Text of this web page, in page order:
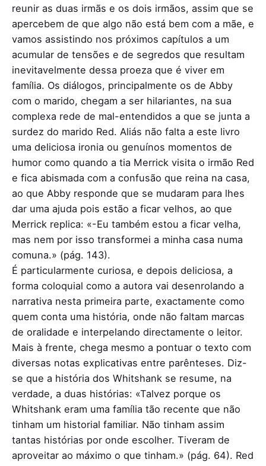
reunir as duas irmãs e os dois irmãos, assim que se
apercebem de que algo não está bem com a mãe, e
vamos assistindo nos próximos capítulos a um
acumular de tensões e de segredos que resultam
inevitavelmente dessa proeza que é viver em
família. Os diálogos, principalmente os de Abby
com o marido, chegam a ser hilariantes, na sua
complexa rede de mal-entendidos a que se junta a
surdez do marido Red. Aliás não falta a este livro
uma deliciosa ironia ou genuínos momentos de
humor como quando a tia Merrick visita o irmão Red
e fica abismada com a confusão que reina na casa,
ao que Abby responde que se mudaram para lhes
dar uma ajuda pois estão a ficar velhos, ao que
Merrick replica: «-Eu também estou a ficar velha,
mas nem por isso transformei a minha casa numa
comuna.» (pág. 143).
É particularmente curiosa, e depois deliciosa, a
forma coloquial como a autora vai desenrolando a
narrativa nesta primeira parte, exactamente como
quem conta uma história, onde não faltam marcas
de oralidade e interpelando directamente o leitor.
Mais à frente, chega mesmo a pontuar o texto com
diversas notas explicativas entre parênteses. Diz-
se que a história dos Whitshank se resume, na
verdade, a duas histórias: «Talvez porque os
Whitshank eram uma família tão recente que não
tinham um historial familiar. Não tinham assim
tantas histórias por onde escolher. Tiveram de
aproveitar ao máximo o que tinham.» (pág. 64). Red